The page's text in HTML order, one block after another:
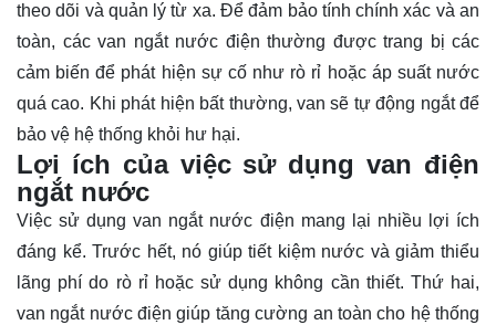
theo dõi và quản lý từ xa. Để đảm bảo tính chính xác và an
toàn, các van ngắt nước điện thường được trang bị các
cảm biến để phát hiện sự cố như rò rỉ hoặc áp suất nước
quá cao. Khi phát hiện bất thường, van sẽ tự động ngắt để
bảo vệ hệ thống khỏi hư hại.
Lợi ích của việc sử dụng van điện
ngắt nước
Việc sử dụng van ngắt nước điện mang lại nhiều lợi ích
đáng kể. Trước hết, nó giúp tiết kiệm nước và giảm thiểu
lãng phí do rò rỉ hoặc sử dụng không cần thiết. Thứ hai,
van ngắt nước điện giúp tăng cường an toàn cho hệ thống